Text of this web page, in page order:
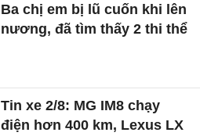
Ba chị em bị lũ cuốn khi lên
nương, đã tìm thấy 2 thi thể
Tin xe 2/8: MG IM8 chạy
điện hơn 400 km, Lexus LX